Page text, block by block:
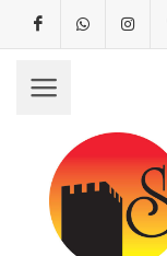
Facebook